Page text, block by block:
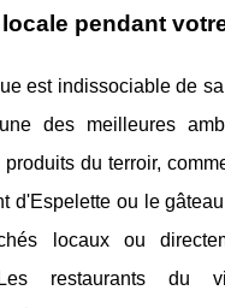
pendant
est indissociable de
des meilleures
du terroir,
d'Espelette ou le
locaux ou
restaurants du